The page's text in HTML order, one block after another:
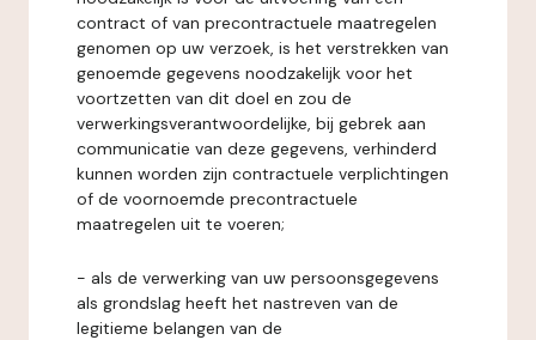
contract of van precontractuele maatregelen
genomen op uw verzoek, is het verstrekken van
genoemde gegevens noodzakelijk voor het
voortzetten van dit doel en zou de
verwerkingsverantwoordelijke, bij gebrek aan
communicatie van deze gegevens, verhinderd
kunnen worden zijn contractuele verplichtingen
of de voornoemde precontractuele
maatregelen uit te voeren;
- als de verwerking van uw persoonsgegevens
als grondslag heeft het nastreven van de
legitieme belangen van de